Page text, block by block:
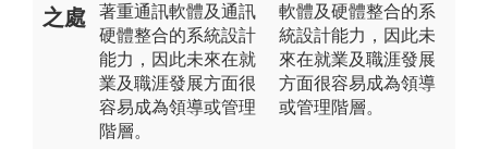
之處
著重通訊軟體及通訊
硬體整合的系統設計
能力，因此未來在就
業及職涯發展方面很
容易成為領導或管理
階層。
軟體及硬體整合的系
統設計能力，因此未
來在就業及職涯發展
方面很容易成為領導
或管理階層。